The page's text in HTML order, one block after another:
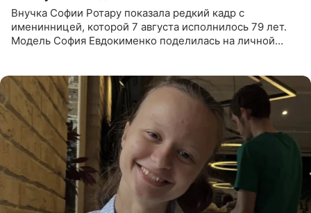
Внучка Софии Ротару показала редкий кадр с
именинницей, которой 7 августа исполнилось 79 лет.
Модель София Евдокименко поделилась на личной